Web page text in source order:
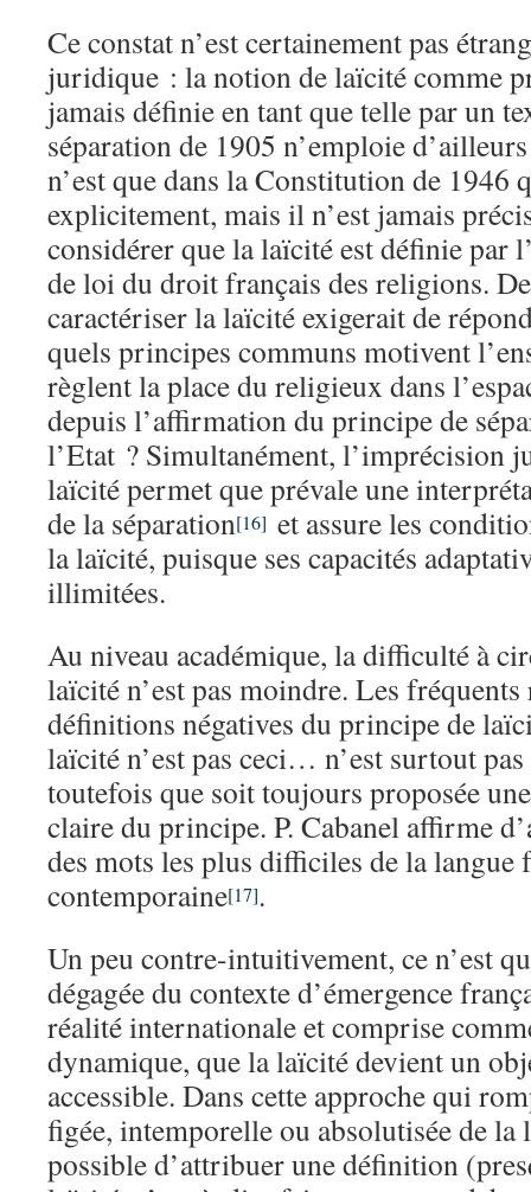
Ce constat n’est certainement pas
juridique : la notion de laïcité comme
jamais définie en tant que telle par un
séparation de 1905 n’emploie
n’est que dans la Constitution de 1946
explicitement, mais il n’est jamais
considérer que la laïcité est définie par
de loi du droit français des religions.
caractériser la laïcité exigerait de
quels principes communs motivent
règlent la place du religieux dans
depuis l’affirmation du principe de
l’Etat ? Simultanément, l’imprécision
laïcité permet que prévale une
de la séparation[16] et assure les
la laïcité, puisque ses capacités
illimitées.
Au niveau académique, la difficulté à
laïcité n’est pas moindre. Les fréquents
définitions négatives du principe de
laïcité n’est pas ceci… n’est surtout
toutefois que soit toujours proposée
claire du principe. P. Cabanel affirme
des mots les plus difficiles de la langue
contemporaine[17].
Un peu contre-intuitivement, ce n’est
dégagée du contexte d’émergence
réalité internationale et comprise
dynamique, que la laïcité devient un
accessible. Dans cette approche qui
figée, intemporelle ou absolutisée de la
possible d’attribuer une définition